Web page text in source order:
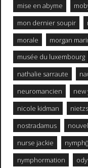
mise en abyme
mon dernier soupir
morale
morgan
musée du luxembourg
nathalie sarraute
neuromancien
new
nicole kidman
nostradamus
nurse jackie
nymphormation